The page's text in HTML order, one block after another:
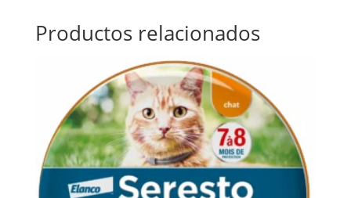
Productos relacionados